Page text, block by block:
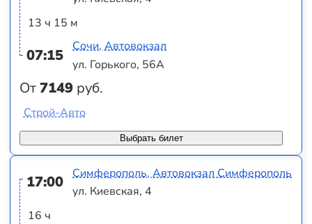
13 ч 15 м
07:15
От7149 руб.
Сочи, Автовокзал
ул. Горького, 56А
Выбрать билет
Строй-Авто
17:00
16 ч
Симферополь, Автовокзал Симферополь
ул. Киевская, 4